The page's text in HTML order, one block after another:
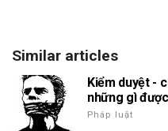
Similar articles
Kiểm duyệt -
những gì
Pháp luật